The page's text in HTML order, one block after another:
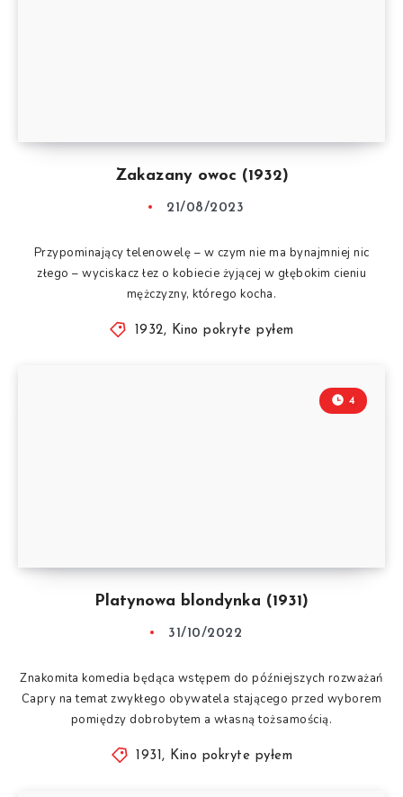
Zakazany owoc (1932)
21/08/2023
Przypominający telenowelę – w czym nie ma bynajmniej nic
złego – wyciskacz łez o kobiecie żyjącej w głębokim cieniu
mężczyzny, którego kocha.
1932, Kino pokryte pyłem
Platynowa blondynka (1931)
4
31/10/2022
Znakomita komedia będąca wstępem do późniejszych rozważań
Capry na temat zwykłego obywatela stającego przed wyborem
pomiędzy dobrobytem a własną tożsamością.
1931, Kino pokryte pyłem